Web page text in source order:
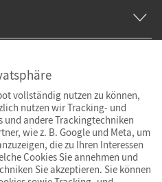
vollständig nutzen zu können,
nutzen wir Tracking- und
und andere Trackingtechniken
wie z. B. Google und Meta, um
die zu Ihren Interessen
Cookies Sie annehmen und
Sie akzeptieren. Sie können